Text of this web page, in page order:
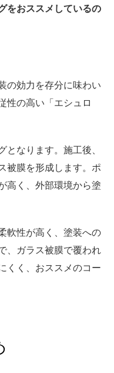
をおススメしているの
の効力を存分に味わい
性の高い「エシュロ
となります。施工後、
被膜を形成します。ポ
高く、外部環境から塗
軟性が高く、塗装への
、ガラス被膜で覆われ
くく、おススメのコー